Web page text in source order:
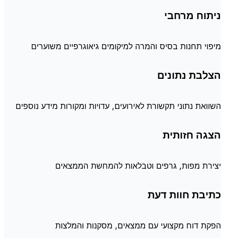
ניתוח מרחבי
מיפוי תחנות בסיס והמרה למיקומים גיאוגרפיים משוערים
הצלבת נתונים
השוואת נתוני תקשורת לאירועים, עדויות ומקורות מידע נוספים
הצגה חזותית
יצירת מפות, גרפים וטבלאות להמחשת הממצאים
כתיבת חוות דעת
הפקת דוח מקצועי עם ממצאים, מסקנות והמלצות